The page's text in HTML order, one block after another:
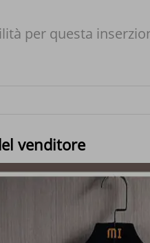
per questa
venditore